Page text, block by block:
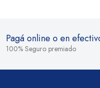
Pagá online o en
100% Seguro premiado